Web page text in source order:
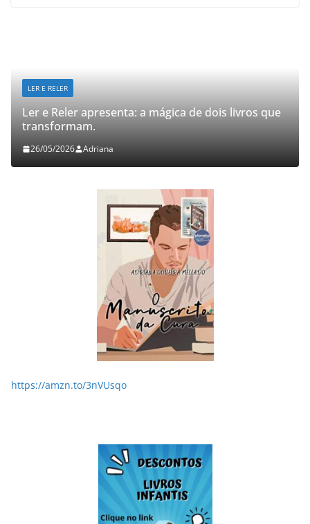
LER E RELER
Ler e Reler apresenta: a mágica de dois livros que
transformam.
26/05/2026 Adriana
https://amzn.to/3nVUsqo